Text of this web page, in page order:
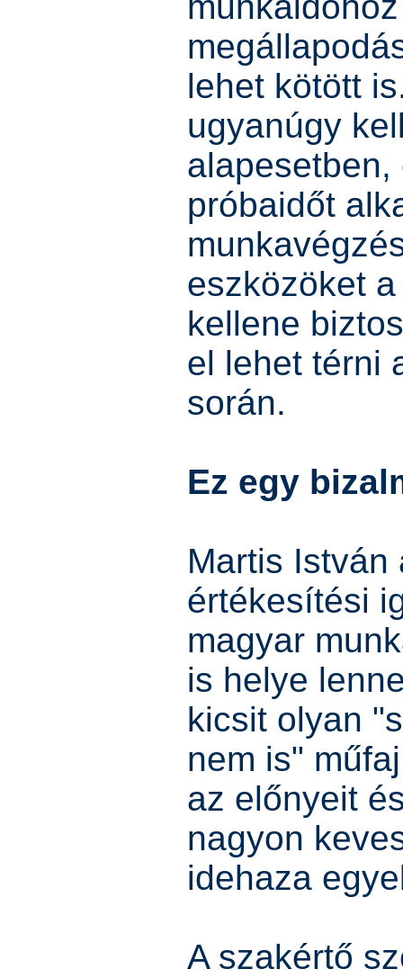
lehet kötött
ugyanúgy
próbaidőt
eszközöket
kellene
el lehet térni
során.
Ez egy
Martis István
értékesítési
magyar
is helye
kicsit olyan
nem is"
az előnyeit
nagyon
idehaza
A szakértő